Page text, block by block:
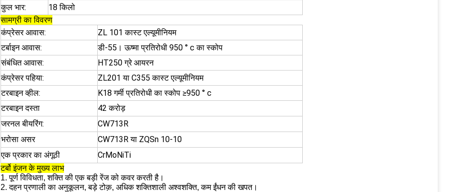
कुल भार:
18 किलो
सामग्री का विवरण
कंप्रेसर आवास:
ZL 101 कास्ट एल्यूमीनियम
टर्बाइन आवास:
डी-55। ऊष्मा प्रतिरोधी 950 ° c का स्कोप
संबंधित आवास:
HT250 ग्रे आयरन
कंप्रेसर पहिया:
ZL201 या C355 कास्ट एल्यूमीनियम
टरबाइन व्हील:
K18 गर्मी प्रतिरोधी का स्कोप ≥950 ° c
टरबाइन दस्ता
42 करोड़
जरनल बीयरिंग:
CW713R
भरोसा असर
CW713R या ZQSn 10-10
एक प्रकार का अंगूठी
CrMoNiTi
टर्बो इंजन के मुख्य लाभ
1. पूर्ण विविधता, शक्ति की एक बड़ी रेंज को कवर करती है।
2. दहन प्रणाली का अनुकूलन, बड़े टोक़, अधिक शक्तिशाली अश्वशक्ति, कम ईंधन की खपत।